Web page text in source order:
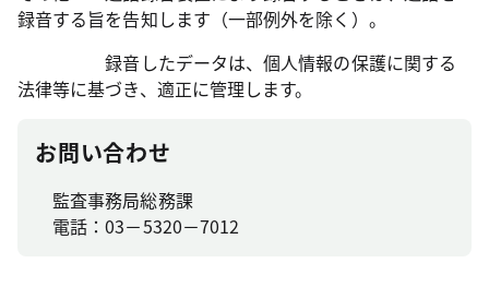
録音する旨を告知します（一部例外を除く）。
録音したデータは、個人情報の保護に関する
法律等に基づき、適正に管理します。
お問い合わせ
監査事務局総務課
電話：03－5320－7012